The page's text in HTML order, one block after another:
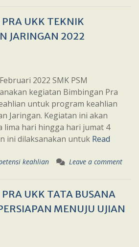
UKK TEKNIK
JARINGAN 2022
2022 SMK PSM
kegiatan Bimbingan Pra
untuk program keahlian
Jaringan. Kegiatan ini akan
lima hari hingga hari jumat 4
ini dilaksanakan untuk Read
keahlian Leave a comment
UKK TATA BUSANA
MENUJU UJIAN